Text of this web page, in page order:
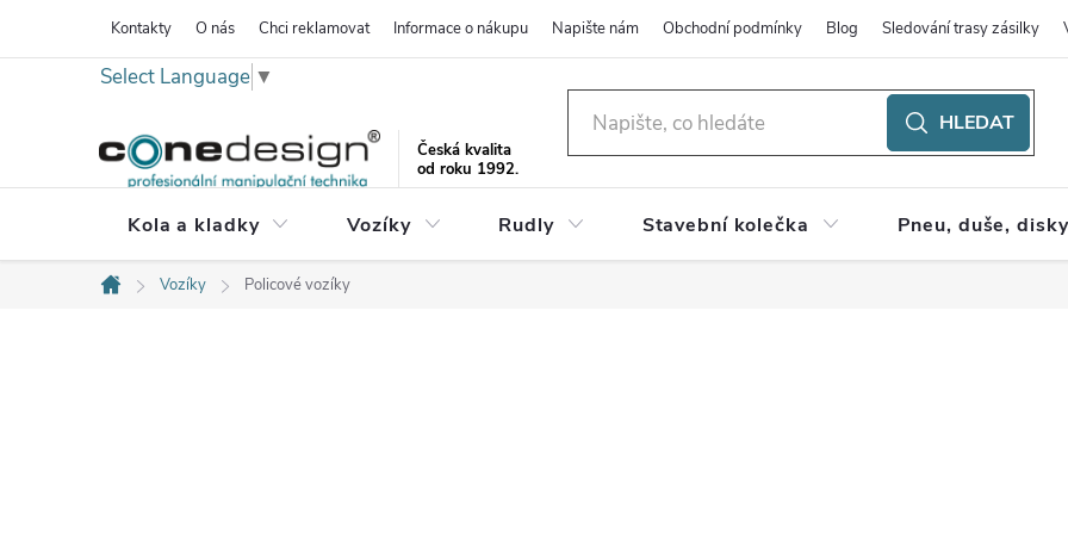
na
Kontakty O nás Chci reklamovat Informace o nákupu Napište nám Obchodní podmínky Blog Sledování trasy zásilky
Select Language ▼
Česká kvalita
od roku 1992.
HLEDAT
Kola a kladky Vozíky Rudly Stavební kolečka Pneu, duše, disky
Domů
Vozíky Policové vozíky